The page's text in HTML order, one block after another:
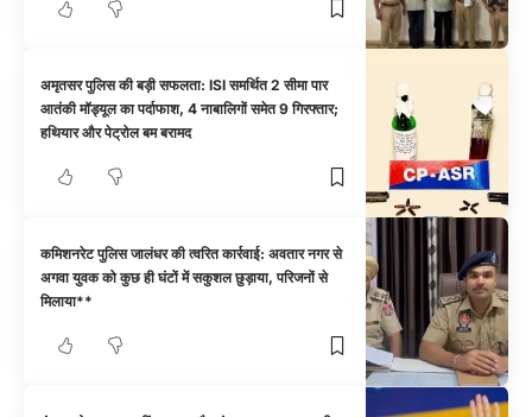
अमृतसर पुलिस की बड़ी सफलता: ISI समर्थित 2 सीमा पार
आतंकी मॉड्यूल का पर्दाफाश, 4 नाबालिगों समेत 9 गिरफ्तार;
हथियार और पेट्रोल बम बरामद
कमिशनरेट पुलिस जालंधर की त्वरित कार्रवाई: अवतार नगर से
अगवा युवक को कुछ ही घंटों में सकुशल छुड़ाया, परिजनों से
मिलाया**